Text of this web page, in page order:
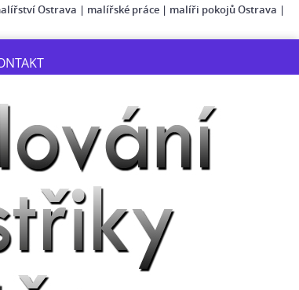
Ostrava | malířské práce| malíři pokojů Ostrava |